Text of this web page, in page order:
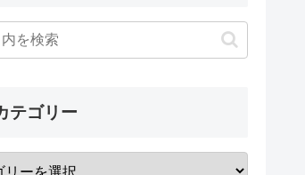
テゴリー